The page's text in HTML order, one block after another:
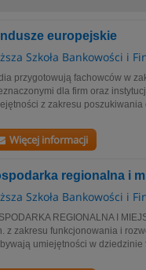
europejskie
Szkoła Bankowości i
przygotowują fachowców w
dla firm oraz
z zakresu
Więcej informacji
regionalna i
Szkoła Bankowości i
REGIONALNA I
z zakresu funkcjonowania i
umiejętności w